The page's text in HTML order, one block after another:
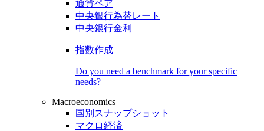
通貨ペア
中央銀行為替レート
中央銀行金利
指数作成
Do you need a benchmark for your specific
needs?
Macroeconomics
国別スナップショット
マクロ経済